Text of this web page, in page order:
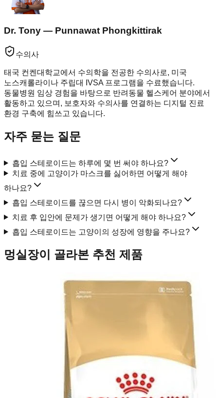
Dr. Tony — Punnawat Phongkittirak
수의사
태국 컨켄대학교에서 수의학을 전공한 수의사로, 미국
노스캐롤라이나 주립대 IVSA 프로그램을 수료했습니다.
동물병원 임상 경험을 바탕으로 반려동물 헬스케어 분야에서
활동하고 있으며, 보호자와 수의사를 연결하는 디지털 진료
환경 구축에 힘쓰고 있습니다.
자주 묻는 질문
흡입 스테로이드는 하루에 몇 번 써야 하나요?
치료 중에 고양이가 마스크를 싫어하면 어떻게 해야
하나요?
흡입 스테로이드를 끊으면 다시 병이 악화되나요?
치료 후 입안에 문제가 생기면 어떻게 해야 하나요?
흡입 스테로이드는 고양이의 성장에 영향을 주나요?
멍실장이 골라본 추천 제품